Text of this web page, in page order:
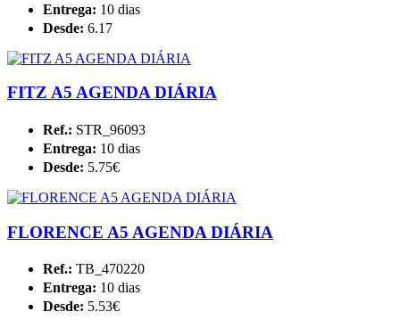
Entrega: 10 dias
Desde: 6.17
FITZ A5 AGENDA DIÁRIA
Ref.: STR_96093
Entrega: 10 dias
Desde: 5.75€
FLORENCE A5 AGENDA DIÁRIA
Ref.: TB_470220
Entrega: 10 dias
Desde: 5.53€